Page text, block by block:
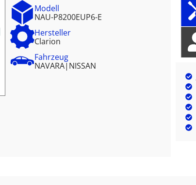
Modell
NAU-P8200EUP6-E
Hersteller
Clarion
Fahrzeug
NAVARA| NISSAN